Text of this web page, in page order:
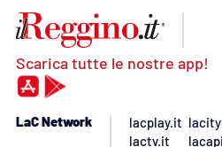
Scarica tutte le nostre app!
LaC Network
lacplay.it
lactv.it